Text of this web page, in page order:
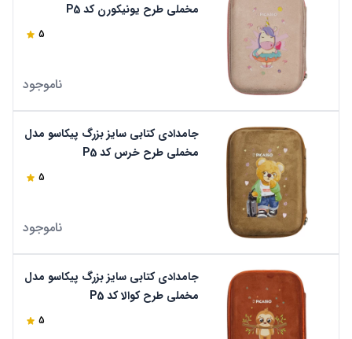
مخملی طرح یونیکورن کد P5
5
ناموجود
جامدادی کتابی سایز بزرگ پیکاسو مدل
مخملی طرح خرس کد P5
5
ناموجود
جامدادی کتابی سایز بزرگ پیکاسو مدل
مخملی طرح کوالا کد P5
5